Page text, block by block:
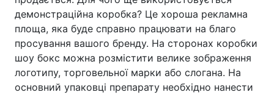
демонстраційна коробка? Це хороша рекламна
площа, яка буде справно працювати на благо
просування вашого бренду. На сторонах коробки
шоу бокс можна розмістити велике зображення
логотипу, торговельної марки або слогана. На
основний упаковці препарату необхідно нанести